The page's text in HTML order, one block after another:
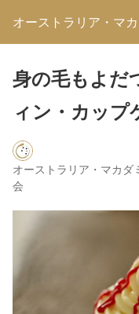
オーストラリア・マ
身の毛もよだ
ィン・カップ
オーストラリア・マカダ
会